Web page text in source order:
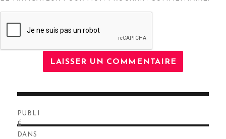
de
PUBLI
É
DANS